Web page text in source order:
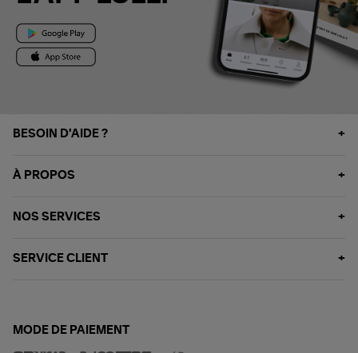
BESOIN D'AIDE ?
À PROPOS
NOS SERVICES
SERVICE CLIENT
MODE DE PAIEMENT